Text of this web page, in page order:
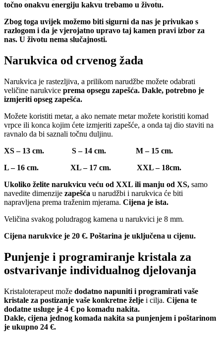
točno onakvu energiju kakvu trebamo u životu.
Zbog toga uvijek možemo biti sigurni da nas je privukao s
razlogom i da je vjerojatno upravo taj kamen pravi izbor za
nas. U životu nema slučajnosti.
Narukvica od crvenog žada
Narukvica je rastezljiva, a prilikom narudžbe možete odabrati
veličine narukvice prema opsegu zapešća. Dakle, potrebno je
izmjeriti opseg zapešća.
Možete koristiti metar, a ako nemate metar možete koristiti komad
vrpce ili konca kojim ćete izmjeriti zapešće, a onda taj dio staviti na
ravnalo da bi saznali točnu duljinu.
XS – 13 cm. S – 14 cm. M – 15 cm.
L – 16 cm. XL – 17 cm. XXL – 18cm.
Ukoliko želite narukvicu veću od XXL ili manju od XS, samo
navedite dimenzije zapešća u narudžbi i narukvica će biti
napravljena prema traženim mjerama. Cijena je ista.
Veličina svakog poludragog kamena u narukvici je 8 mm.
Cijena narukvice je 20 €. Poštarina je uključena u cijenu.
Punjenje i programiranje kristala za
ostvarivanje individualnog djelovanja
Kristaloterapeut može dodatno napuniti i programirati vaše
kristale za postizanje vaše konkretne želje i cilja. Cijena te
dodatne usluge je 4 € po komadu nakita.
Dakle, cijena jednog komada nakita sa punjenjem i poštarinom
je ukupno 24 €.